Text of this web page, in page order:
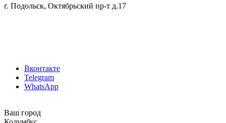
г. Подольск, Октябрьский пр-т д.17
Вконтакте
Telegram
WhatsApp
Ваш город